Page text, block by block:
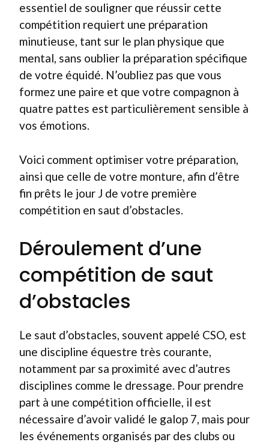
essentiel de souligner que réussir cette
compétition requiert une préparation
minutieuse, tant sur le plan physique que
mental, sans oublier la préparation spécifique
de votre équidé. N’oubliez pas que vous
formez une paire et que votre compagnon à
quatre pattes est particulièrement sensible à
vos émotions.
Voici comment optimiser votre préparation,
ainsi que celle de votre monture, afin d’être
fin prêts le jour J de votre première
compétition en saut d’obstacles.
Déroulement d’une
compétition de saut
d’obstacles
Le saut d’obstacles, souvent appelé CSO, est
une discipline équestre très courante,
notamment par sa proximité avec d’autres
disciplines comme le dressage. Pour prendre
part à une compétition officielle, il est
nécessaire d’avoir validé le galop 7, mais pour
les événements organisés par des clubs ou